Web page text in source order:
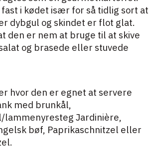
i kødet især for så tidlig sort at
dybgul og skindet er flot glat.
den er nem at bruge til at skive
og brasede eller stuvede
hvor den er egnet at servere
med brunkål,
lammenyresteg Jardinière,
bøf, Paprikaschnitzel eller